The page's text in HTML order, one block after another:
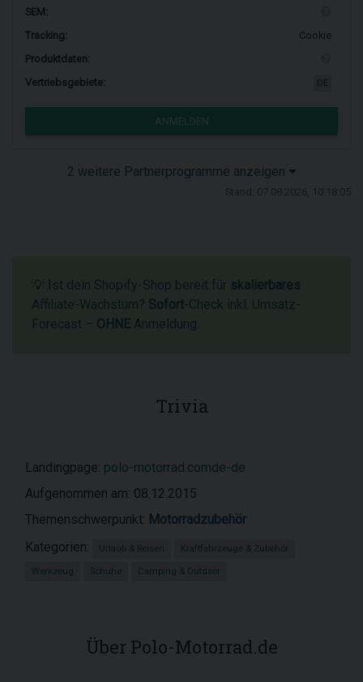
SEM:
Tracking:
Cookie
Produktdaten:
Vertriebsgebiete:
ANMELDEN
2 weitere Partnerprogramme anzeigen
💡 Ist dein Shopify-Shop bereit für skalierbares
Affiliate-Wachstum? Sofort-Check inkl. Umsatz-
Forecast – OHNE Anmeldung.
Trivia
Landingpage: polo-motorrad.comde-de
Aufgenommen am: 08.12.2015
Themenschwerpunkt: Motorradzubehör
Kategorien:
Urlaub & Reisen Kraftfahrzeuge & Zubehör
Werkzeug Schuhe Camping & Outdoor
Über Polo-Motorrad.de